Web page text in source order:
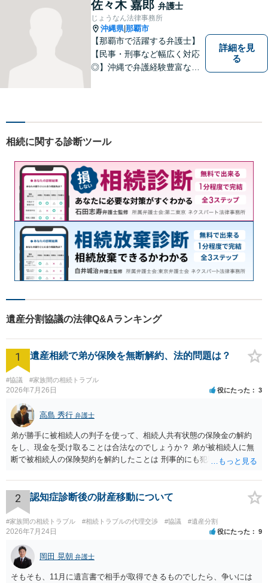
ださい。個々に応じた解決策
をご提案します。
佐々木 嘉郎 弁護士
じょうなん法律事務所
沖縄県|那覇市
【那覇市で活躍する弁護士】
【民事・刑事など幅広く対応
◎】沖縄で弁護経験豊富な弁
尽力します！皆様のご希望を
駅・安里駅から徒歩圏】
詳細を見
る
相続に関する診断ツール
遺産分割協議の法律Q&Aランキング
1 遺産相続で弟が保険を無断解約、法的問題は？
#協議 #家族間の相続トラブル
2026年7月26日 役にたった 3
高島 秀行 弁護士
弟が勝手に被相続人の判子を使って、相続人共有状態の保険金の解約
をし、現金を受け取ることは合法なのでしょうか？ 弟が被相続人に無
断で被相続人の保険契約を解約したことは 刑事的にも犯罪となる可能
された書類のコピーを取得して、弁護士に面談で詳しい事情を話して
相談 されたら良いと思います。
2 認知症診断後の財産移動について
#家族間の相続トラブル #相続トラブルの代理交渉 #協議 #遺産分割
2026年7月24日 役にたった 9
岡田 晃朝 弁護士
そもそも、11月に遺言書で相手が取得できるものでしたら、争いには